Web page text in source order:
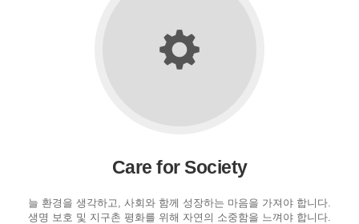
Care for Society
늘 환경을 생각하고, 사회와 함께 성장하는 마음을 가져야 합니다.
생명 보호 및 지구촌 평화를 위해 자연의 소중함을 느껴야 합니다.